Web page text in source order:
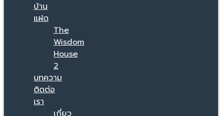
บ้าน
แฝด
The
Wisdom
House
2
บทความ
ติดต่อ
เรา
เกี่ยว